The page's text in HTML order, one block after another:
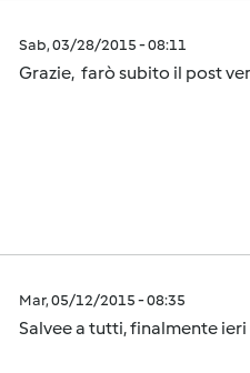
Sab, 03/28/2015 - 08:11
Grazie, farò subito il post
Mar, 05/12/2015 - 08:35
Salvee a tutti, finalmente